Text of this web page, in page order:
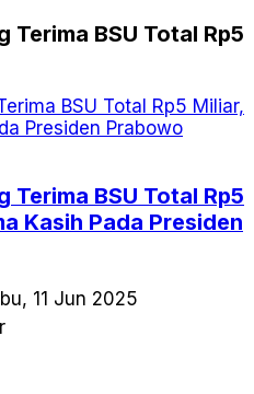
Terima BSU Total Rp5
Terima BSU Total Rp5
Kasih Pada Presiden
11 Jun 2025